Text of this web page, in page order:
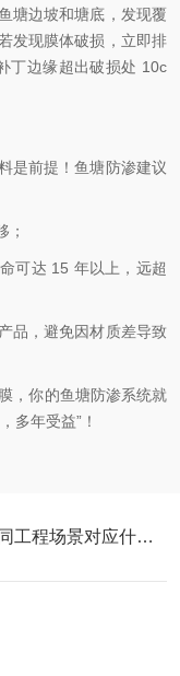
塘边坡和塘底，发现覆
发现膜体破损，立即排
丁边缘超出破损处 10c
是前提！鱼塘防渗建议
；
可达 15 年以上，远超
品，避免因材质差导致
，你的鱼塘防渗系统就
多年受益”！
复合土工膜选型指南：不同工程场景对应什么规格？